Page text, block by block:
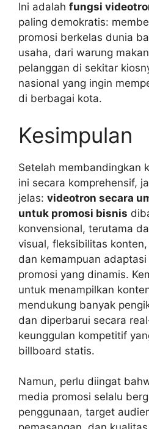
Ini adalah fungsi
paling demokratis:
promosi berkelas dunia
usaha, dari warung
pelanggan di sekitar
nasional yang ingin
di berbagai kota.
Kesimpulan
Setelah membandingkan
ini secara komprehensif,
jelas: videotron secara
untuk promosi bisnis
konvensional, terutama
visual, fleksibilitas konten,
dan kemampuan
promosi yang dinamis.
untuk menampilkan
mendukung banyak
dan diperbarui secara
keunggulan kompetitif
billboard statis.
Namun, perlu diingat
media promosi selalu
penggunaan, target